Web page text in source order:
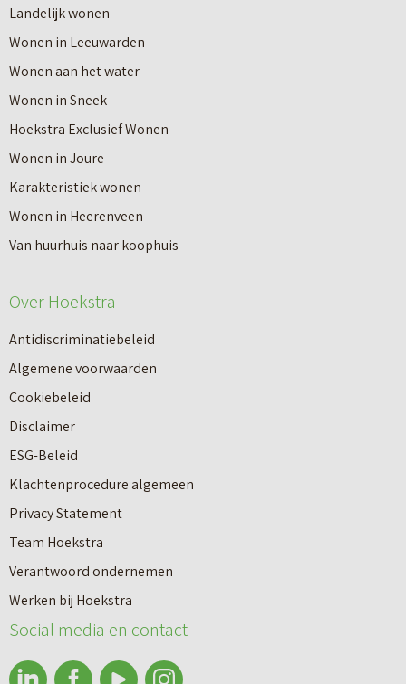
Nieuwbouw
Landelijk wonen
Wonen in Leeuwarden
Wonen aan het water
Wonen in Sneek
Hoekstra Exclusief Wonen
Wonen in Joure
Karakteristiek wonen
Wonen in Heerenveen
Van huurhuis naar koophuis
Over Hoekstra
Antidiscriminatiebeleid
Algemene voorwaarden
Cookiebeleid
Disclaimer
ESG-Beleid
Klachtenprocedure algemeen
Privacy Statement
Team Hoekstra
Verantwoord ondernemen
Werken bij Hoekstra
Social media en contact